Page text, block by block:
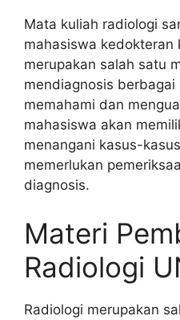
Mata kuliah radiologi
mahasiswa kedokteran
merupakan salah satu
mendiagnosis berbagai
memahami dan
mahasiswa akan
menangani kasus-
memerlukan
diagnosis.
Materi
Radiologi
Radiologi merupakan